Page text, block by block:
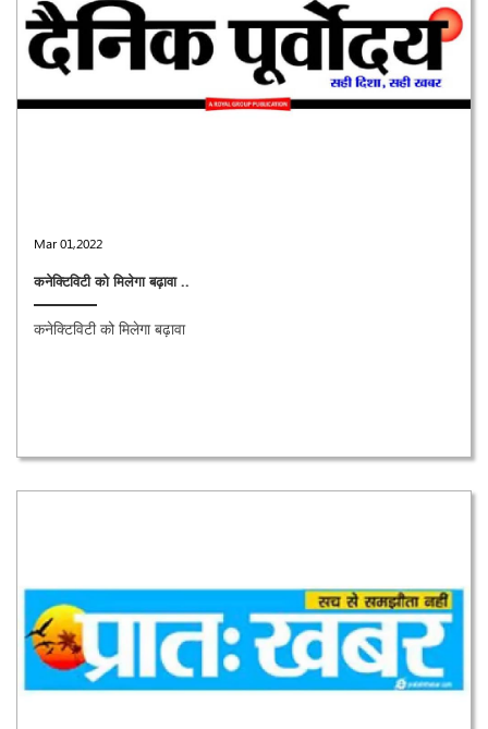
Mar 01,2022
कनेक्टिविटी को मिलेगा बढ़ावा ..
कनेक्टिविटी को मिलेगा बढ़ावा